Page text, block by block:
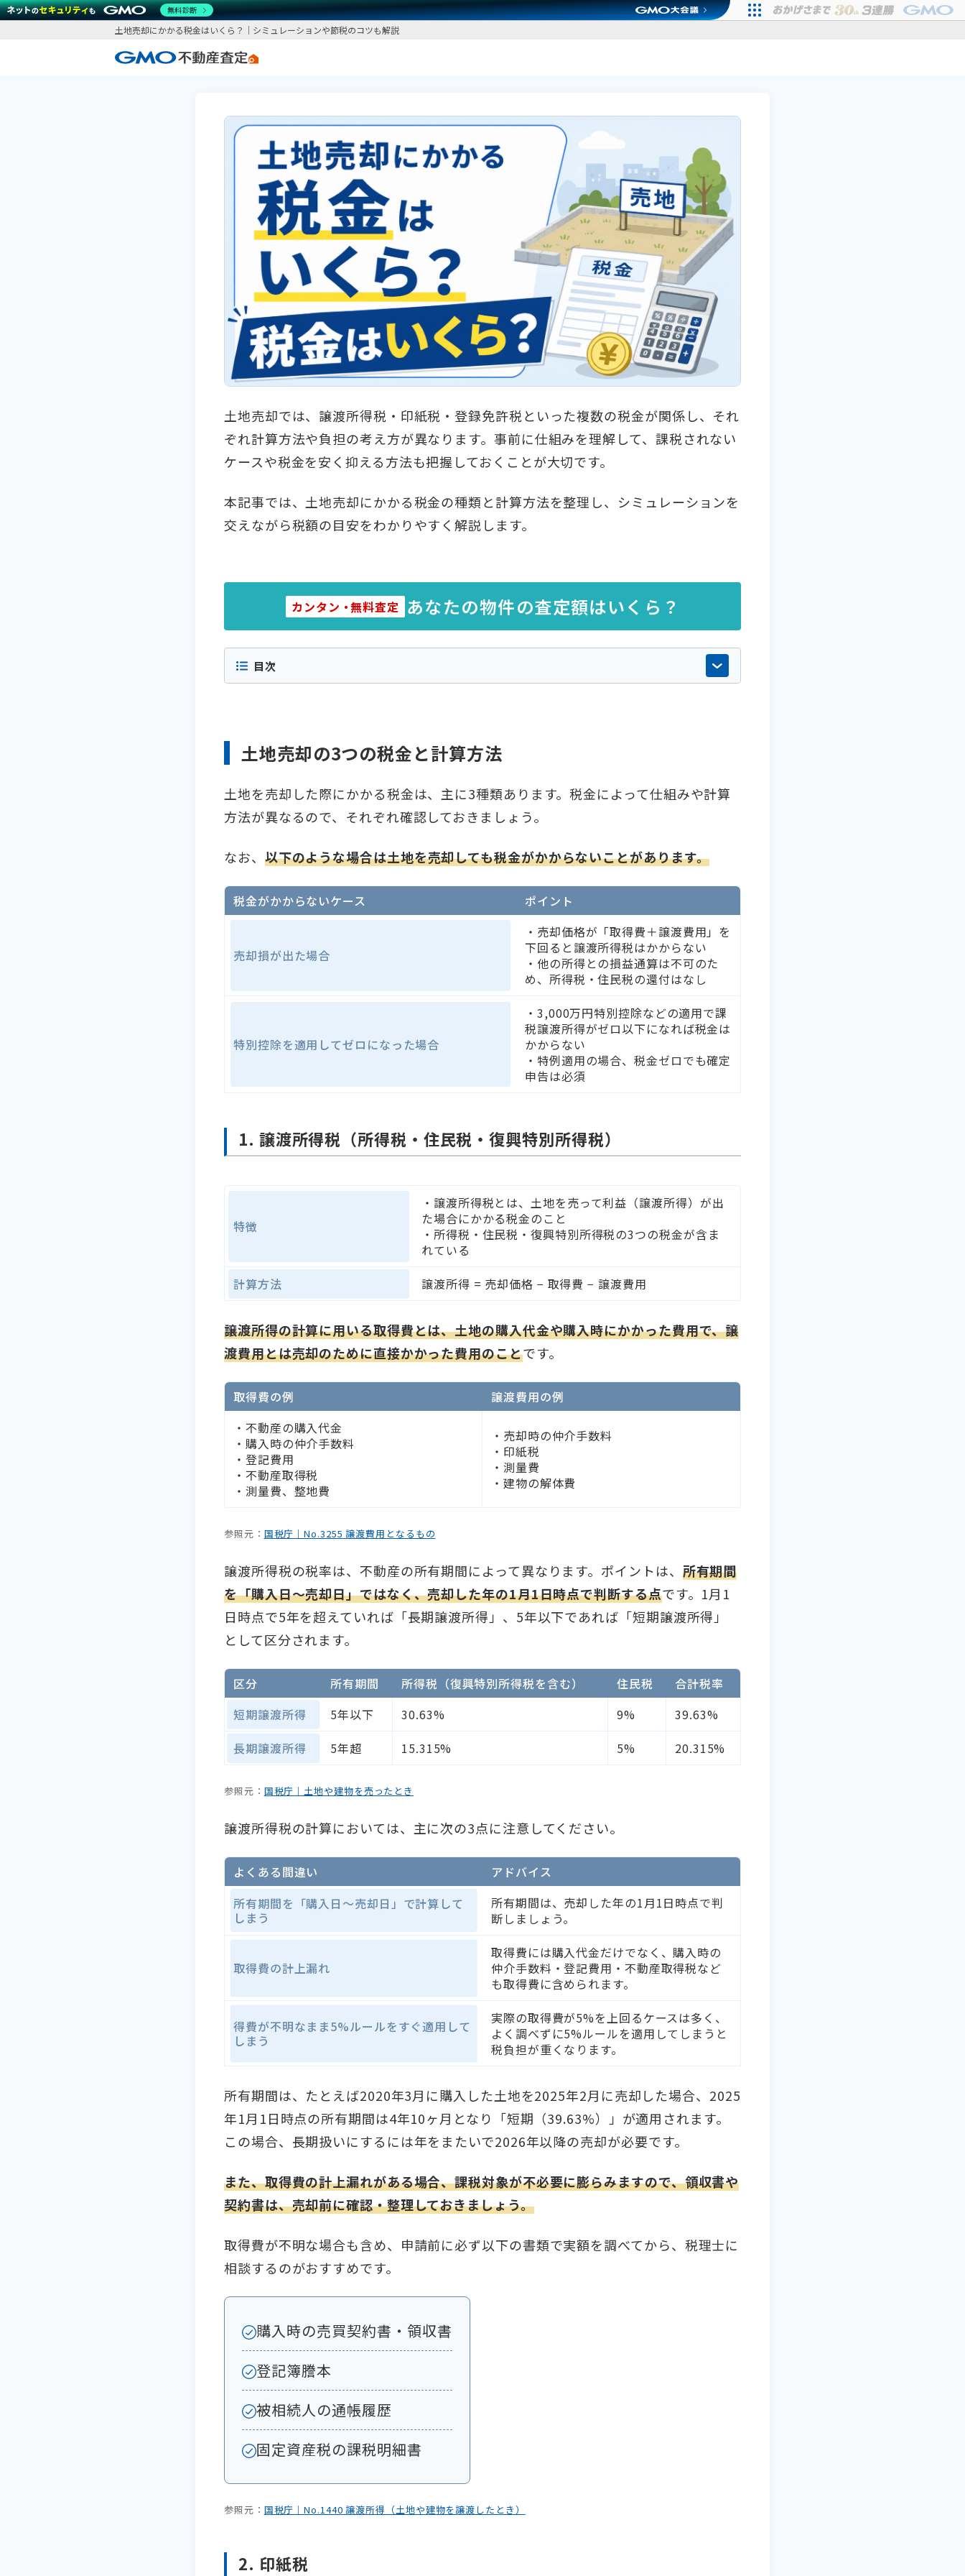
土地売却にかかる税金はいくら？｜シミュレーションや節税のコツも解説
土地売却では、譲渡所得税・印紙税・登録免許税といった複数の税金が関係し、それ
ぞれ計算方法や負担の考え方が異なります。事前に仕組みを理解して、課税されない
ケースや税金を安く抑える方法も把握しておくことが大切です。
本記事では、土地売却にかかる税金の種類と計算方法を整理し、シミュレーションを
交えながら税額の目安をわかりやすく解説します。
カンタン ・無料査定 あなたの物件の査定額はいくら？
目次
土地売却の3つの税金と計算方法
土地を売却した際にかかる税金は、主に3種類あります。税金によって仕組みや計算
方法が異なるので、それぞれ確認しておきましょう。
なお、 以下のような場合は土地を売却しても税金がかからないことがあります。
税金がかからないケース ポイント
売却損が出た場合
・売却価格が「取得費＋譲渡費用」を
下回ると譲渡所得税はかからない
・他の所得との損益通算は不可のた
め、所得税・住民税の還付はなし
特別控除を適用してゼロになった場合
・3,000万円特別控除などの適用で課
税譲渡所得がゼロ以下になれば税金は
かからない
・特例適用の場合、税金ゼロでも確定
申告は必須
1. 譲渡所得税（所得税・住民税・復興特別所得税）
特徴
・譲渡所得税とは、土地を売って利益（譲渡所得）が出
た場合にかかる税金のこと
・所得税・住民税・復興特別所得税の3つの税金が含ま
れている
計算方法
譲渡所得 = 売却価格 − 取得費 − 譲渡費用
譲渡所得の計算に用いる取得費とは、土地の購入代金や購入時にかかった費用で、譲
渡費用とは売却のために直接かかった費用のことです。
取得費の例
譲渡費用の例
・不動産の購入代金
・購入時の仲介手数料
・登記費用
・不動産取得税
・測量費、整地費
・売却時の仲介手数料
・印紙税
・測量費
・建物の解体費
参照元： 国税庁｜No.3255 譲渡費用となるもの
譲渡所得税の税率は、不動産の所有期間によって異なります。ポイントは、 所有期間
を「購入日〜売却日」ではなく、売却した年の1月1日時点で判断する点です。1月1
日時点で5年を超えていれば「長期譲渡所得」、5年以下であれば「短期譲渡所得」
として区分されます。
区分 所有期間 所得税（復興特別所得税を含む） 住民税
合計税率
短期譲渡所得
5年以下 30.63% 9%
39.63%
長期譲渡所得
5年超 15.315% 5% 20.315%
参照元： 国税庁｜土地や建物を売ったとき
譲渡所得税の計算においては、主に次の3点に注意してください。
よくある間違い
アドバイス
所有期間を「購入日〜売却日」で計算して
しまう
所有期間は、売却した年の1月1日時点で判
断しましょう。
取得費の計上漏れ
取得費には購入代金だけでなく、購入時の
仲介手数料・登記費用・不動産取得税など
も取得費に含められます。
得費が不明なまま5%ルールをすぐ適用して
しまう
実際の取得費が5%を上回るケースは多く、
よく調べずに5%ルールを適用してしまうと
税負担が重くなります。
所有期間は、たとえば2020年3月に購入した土地を2025年2月に売却した場合、2025
年1月1日時点の所有期間は4年10ヶ月となり「短期（39.63%）」が適用されます。
この場合、長期扱いにするには年をまたいで2026年以降の売却が必要です。
また、取得費の計上漏れがある場合、課税対象が不必要に膨らみますので、領収書や
契約書は、売却前に確認・整理しておきましょう。
取得費が不明な場合も含め、申請前に必ず以下の書類で実額を調べてから、税理士に
相談するのがおすすめです。
購入時の売買契約書・領収書
登記簿謄本
被相続人の通帳履歴
固定資産税の課税明細書
参照元： 国税庁｜No.1440 譲渡所得（土地や建物を譲渡したとき）
2. 印紙税
無料診断